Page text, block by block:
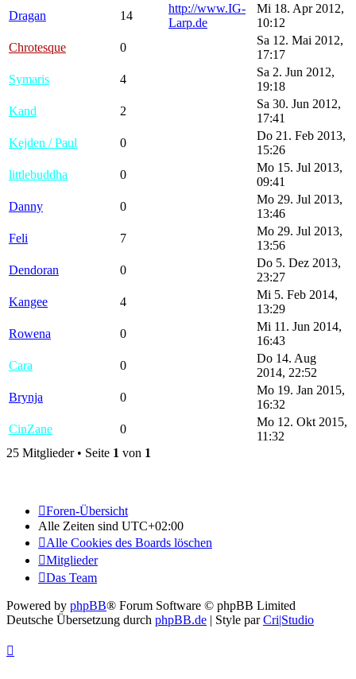
Dragan
14
http://www.IG-
Larp.de
Mi 18. Apr 2012,
10:12
Chrotesque
0
Sa 12. Mai 2012,
17:17
Symaris
4
Sa 2. Jun 2012,
19:18
Kand
2
Sa 30. Jun 2012,
17:41
Kejden / Paul
0
Do 21. Feb 2013,
15:26
littlebuddha
0
Mo 15. Jul 2013,
09:41
Danny
0
Mo 29. Jul 2013,
13:46
Feli
7
Mo 29. Jul 2013,
13:56
Dendoran
0
Do 5. Dez 2013,
23:27
Kangee
4
Mi 5. Feb 2014,
13:29
Rowena
0
Mi 11. Jun 2014,
16:43
Cara
0
Do 14. Aug
2014, 22:52
Brynja
0
Mo 19. Jan 2015,
16:32
CinZane
0
Mo 12. Okt 2015,
11:32
25 Mitglieder • Seite 1 von 1
Foren-Übersicht
Alle Zeiten sind UTC+02:00
Alle Cookies des Boards löschen
Mitglieder
Das Team
Powered by phpBB® Forum Software © phpBB Limited
Deutsche Übersetzung durch phpBB.de | Style parCri|Studio